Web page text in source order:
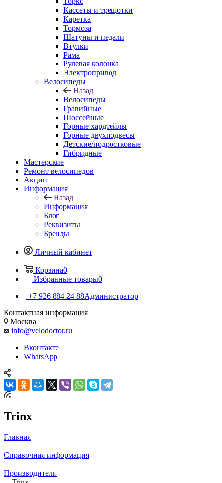
Кассеты и трещотки
Каретка
Тормоза
Шатуны и педали
Втулки
Рама
Рулевая колонка
Электропривод
Велосипеды
Назад
Велосипеды
Гравийные
Шоссейные
Горные хардтейлы
Горные двухподвесы
Детские/подростковые
Гибридные
Мастерские
Ремонт велосипедов
Акции
Информация
Назад
Информация
Блог
Реквизиты
Бренды
Личный кабинет
Корзина0
Избранные товары0
+7 926 884 24 88Администратор
Контактная информация
Москва
info@velodoctor.ru
Вконтакте
WhatsApp
Trinx
Главная
—
Справочная информация
—
Производители